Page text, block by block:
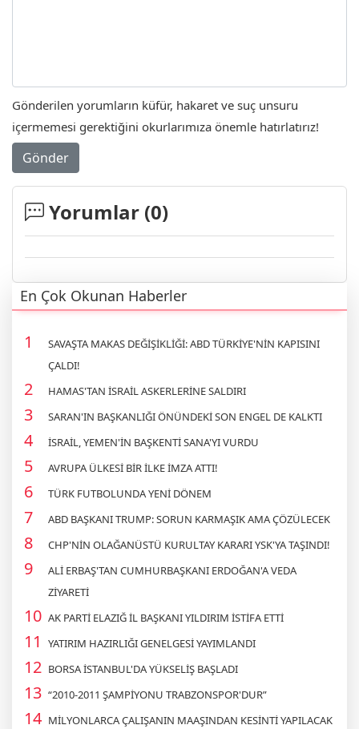
Gönderilen yorumların küfür, hakaret ve suç unsuru
içermemesi gerektiğini okurlarımıza önemle hatırlatırız!
Gönder
Yorumlar (0)
En Çok Okunan Haberler
SAVAŞTA MAKAS DEĞİŞİKLİĞİ: ABD TÜRKİYE'NİN KAPISINI
ÇALDI!
HAMAS'TAN İSRAİL ASKERLERİNE SALDIRI
SARAN'IN BAŞKANLIĞI ÖNÜNDEKİ SON ENGEL DE KALKTI
İSRAİL, YEMEN'İN BAŞKENTİ SANA'YI VURDU
AVRUPA ÜLKESİ BİR İLKE İMZA ATTI!
TÜRK FUTBOLUNDA YENİ DÖNEM
ABD BAŞKANI TRUMP: SORUN KARMAŞIK AMA ÇÖZÜLECEK
CHP'NİN OLAĞANÜSTÜ KURULTAY KARARI YSK'YA TAŞINDI!
ALİ ERBAŞ'TAN CUMHURBAŞKANI ERDOĞAN'A VEDA
ZİYARETİ
AK PARTİ ELAZIĞ İL BAŞKANI YILDIRIM İSTİFA ETTİ
YATIRIM HAZIRLIĞI GENELGESİ YAYIMLANDI
BORSA İSTANBUL'DA YÜKSELİŞ BAŞLADI
“2010-2011 ŞAMPİYONU TRABZONSPOR'DUR”
MİLYONLARCA ÇALIŞANIN MAAŞINDAN KESİNTİ YAPILACAK